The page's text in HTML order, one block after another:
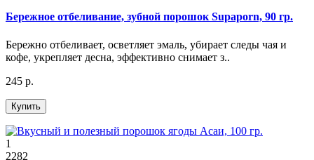
Бережное отбеливание, зубной порошок Supaporn, 90 гр.
Бережно отбеливает, осветляет эмаль, убирает следы чая и
кофе, укрепляет десна, эффективно снимает з..
245 р.
Купить
1
2282